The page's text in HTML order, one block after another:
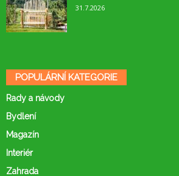
31.7.2026
POPULÁRNÍ KATEGORIE
Rady a návody
Bydlení
Magazín
Interiér
Zahrada